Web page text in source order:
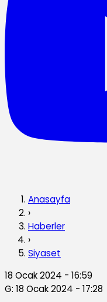
Anasayfa
›
Haberler
›
Siyaset
18 Ocak 2024 - 16:59
G: 18 Ocak 2024 - 17:28